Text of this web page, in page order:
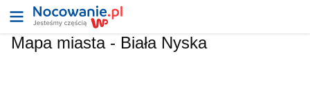
Mapa miasta - Biała Nyska